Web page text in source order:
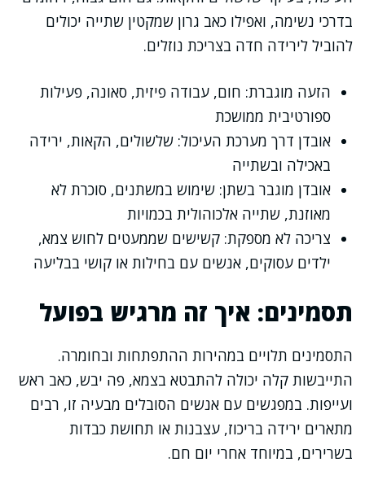
בדרכי נשימה, ואפילו כאב גרון שמקטין שתייה יכולים
להוביל לירידה חדה בצריכת נוזלים.
הזעה מוגברת: חום, עבודה פיזית, סאונה, פעילות
ספורטיבית ממושכת
אובדן דרך מערכת העיכול: שלשולים, הקאות, ירידה
באכילה ובשתייה
אובדן מוגבר בשתן: שימוש במשתנים, סוכרת לא
מאוזנת, שתייה אלכוהולית בכמויות
צריכה לא מספקת: קשישים שממעטים לחוש צמא,
ילדים עסוקים, אנשים עם בחילות או קושי בבליעה
תסמינים: איך זה מרגיש בפועל
התסמינים תלויים במהירות ההתפתחות ובחומרה.
התייבשות קלה יכולה להתבטא בצמא, פה יבש, כאב ראש
ועייפות. במפגשים עם אנשים הסובלים מבעיה זו, רבים
מתארים ירידה בריכוז, עצבנות או תחושת כבדות
בשרירים, במיוחד אחרי יום חם.